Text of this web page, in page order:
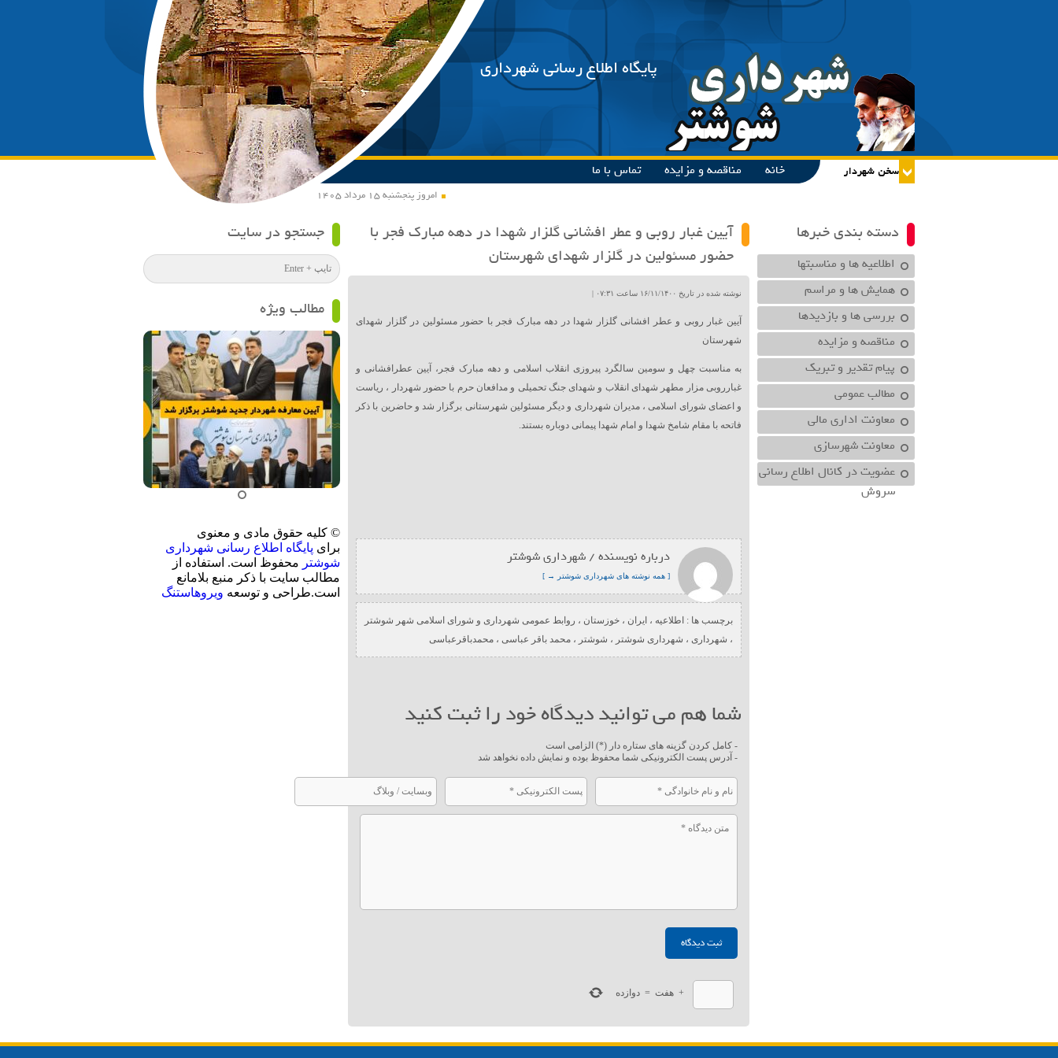
پایگاه اطلاع رسانی شهرداری
امروز پنجشنبه ۱۵ مرداد ۱۴۰۵
خانه مناقصه و مزایده تماس با ما
دسته بندی خبرها
اطلاعیه ها و مناسبتها
همایش ها و مراسم
بررسی ها و بازدیدها
مناقصه و مزایده
پیام تقدیر و تبریک
مطالب عمومی
معاونت اداري مالي
معاونت شهرسازي
عضویت در کانال اطلاع رسانی
سروش
آیین غبار روبی و عطر افشانی گلزار شهدا در دهه مبارک فجر با
حضور مسئولین در گلزار شهدای شهرستان
نوشته شده در تاریخ ۱۶/۱۱/۱۴۰۰ ساعت ۰۷:۳۱ |
آیین غبار روبی و عطر افشانی گلزار شهدا در دهه مبارک فجر با حضور مسئولین در گلزار شهدای
شهرستان
به مناسبت چهل و سومین سالگرد پیروزی انقلاب اسلامی و دهه مبارک فجر، آیین عطرافشانی و
غبارروبی مزار مطهر شهدای انقلاب و شهدای جنگ تحمیلی و مدافعان حرم با حضور شهردار ، ریاست
و اعضای شورای اسلامی ، مدیران شهرداری و دیگر مسئولین شهرستانی برگزار شد و حاضرین با ذکر
فاتحه با مقام شامخ شهدا و امام شهدا پیمانی دوباره بستند.
درباره نویسنده / شهرداری شوشتر
[ همه نوشته های شهرداری شوشتر → ]
برچسب ها : اطلاعیه ، ایران ، خوزستان ، روابط عمومی شهرداری و شورای اسلامی شهر شوشتر
، شهرداری ، شهرداری شوشتر ، شوشتر ، محمد باقر عباسی ، محمدباقرعباسی
شما هم می توانید دیدگاه خود را ثبت کنید
- کامل کردن گزینه های ستاره دار (*) الزامی است
- آدرس پست الکترونیکی شما محفوظ بوده و نمایش داده نخواهد شد
+ هفت = دوازده
جستجو در سایت
مطالب ویژه
© کلیه حقوق مادی و معنوی
برای پایگاه اطلاع رسانی شهرداری
شوشتر محفوظ است. استفاده از
مطالب سایت با ذکر منبع بلامانع
است.طراحی و توسعه ویروهاستنگ